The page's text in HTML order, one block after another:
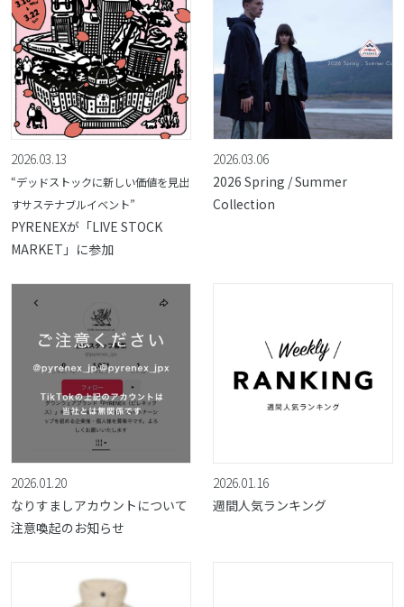
2026.03.13
“デッドストックに新しい価値を見出
すサステナブルイベント”
PYRENEXが「LIVE STOCK
MARKET」に参加
2026.03.06
2026 Spring / Summer
Collection
2026.01.20
なりすましアカウントについて
注意喚起のお知らせ
2026.01.16
週間人気ランキング